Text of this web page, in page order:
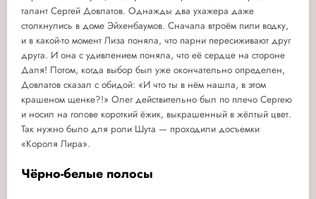
талант Сергей Довлатов. Однажды два ухажера даже
столкнулись в доме Эйхенбаумов. Сначала втроём пили водку,
и в какой-то момент Лиза поняла, что парни пересиживают друг
друга. И она с удивлением поняла, что её сердце на стороне
Даля! Потом, когда выбор был уже окончательно определен,
Довлатов сказал с обидой: «И что ты в нём нашла, в этом
крашеном щенке?!» Олег действительно был по плечо Сергею
и носил на голове короткий ёжик, выкрашенный в жёлтый цвет.
Так нужно было для роли Шута — проходили досъемки
«Короля Лира».
Чёрно-белые полосы